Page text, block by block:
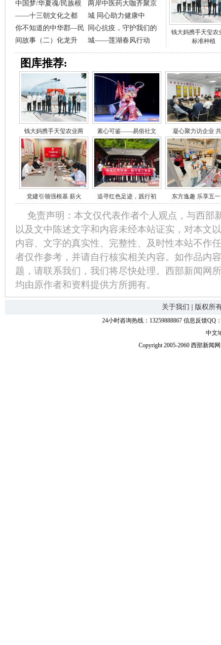
中国梦/华夏魂/民族根
——十三朝文化之都
两岸中医药大咖齐聚京
城 同心助力健康中
你不知道的中华郡—民
间故事（二）化龙升
同心抗疫，守护我们的
城——莲湖春风行动
钱大妈携手天玺农
标准种植
图库推荐:
钱大妈携手天玺农业两 素心可鉴——易俗社文 凝心聚力访企业
党建引领强根基 薪火 追寻红色足迹，践行初 东方逸趣 乐享五
免责声明：本文仅代表作者个人观点，与西部
以及文中陈述文字和内容未经本站证实，对本文
内容、文字的真实性、完整性、及时性本站不作
者仅作参考，并请自行核实相关内容。如作品内
题，请联系我们，我们将尽快处理。西部新闻网
均由原作者和资料提供方所拥有。
关于我们 版权所
24小时咨询热线：13259888867 信息反馈QQ
中文
Copyright 2005-2060 西部新闻